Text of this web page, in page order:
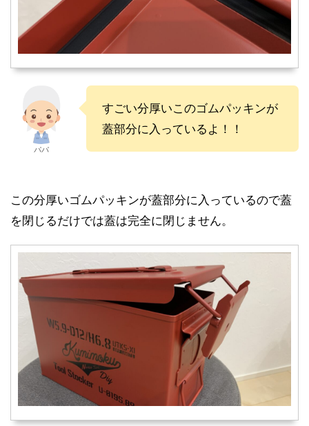
パパ
すごい分厚いこのゴムパッキンが
蓋部分に入っているよ！！
この分厚いゴムパッキンが蓋部分に入っているので蓋
を閉じるだけでは蓋は完全に閉じません。